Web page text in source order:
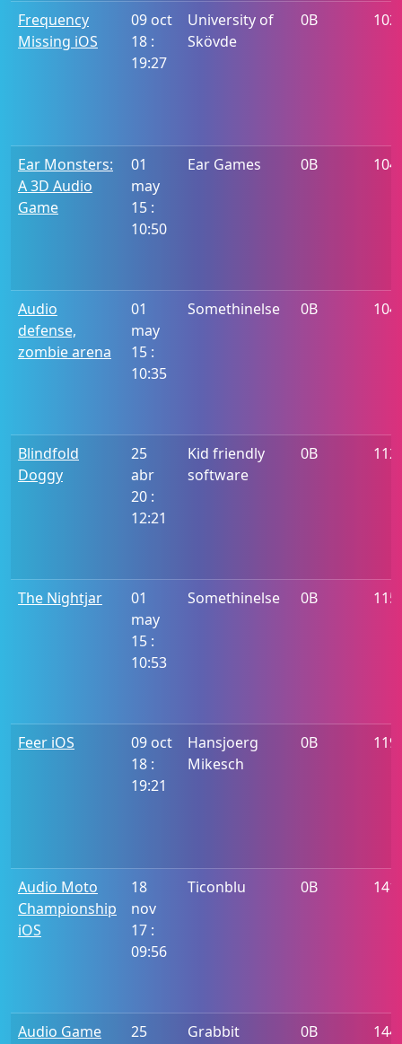
Frequency
Missing iOS
09 oct
18 :
19:27
University of
Skövde
0B
Ear Monsters:
A 3D Audio
Game
01
may
15 :
10:50
Ear Games 0B
Audio
defense,
zombie arena
01
may
15 :
10:35
Somethinelse 0B
Blindfold
Doggy
25
abr
20 :
12:21
Kid friendly
software
0B
The Nightjar
01
may
15 :
10:53
Somethinelse 0B
Feer iOS
09 oct
18 :
19:21
Hansjoerg
Mikesch
0B
Audio Moto
Championship
iOS
18
nov
17 :
09:56
Ticonblu 0B
Audio Game
25
Grabbit 0B